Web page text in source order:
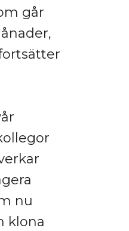
går
nu
klona